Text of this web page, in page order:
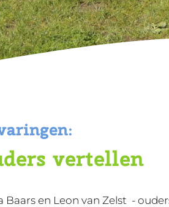
vertellen
Baars en Leon van Zelst -